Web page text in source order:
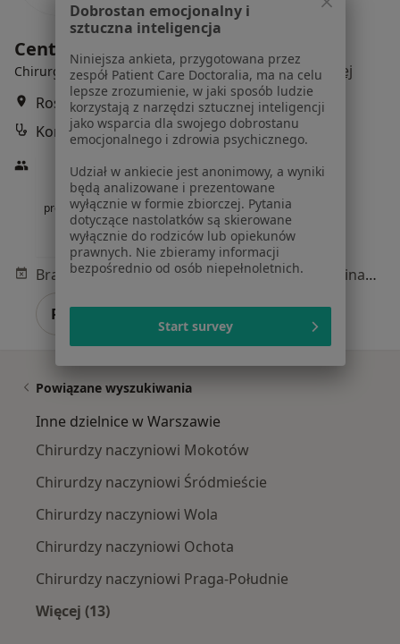
Centrum Medyczne EMKA
Chirurgia naczyniowa, Andrologia, Diagnostyka ·Więcej
Rostworowskiego 16A, Warszawa•Mapa
Konsultacja chirurga naczyniowego
prof. dr hab. n. med.
Artur Pupka
chirurg
Brak dostępnych specjalistów z wolnymi terminami w tym centrum medycznym.
Pokaż profil
Powiązane wyszukiwania
Inne dzielnice w Warszawie
Chirurdzy naczyniowi Mokotów
Chirurdzy naczyniowi Śródmieście
Chirurdzy naczyniowi Wola
Chirurdzy naczyniowi Ochota
Chirurdzy naczyniowi Praga-Południe
Więcej (13)
Dobrostan emocjonalny i
sztuczna inteligencja
Niniejsza ankieta, przygotowana przez
zespół Patient Care Doctoralia, ma na celu
lepsze zrozumienie, w jaki sposób ludzie
korzystają z narzędzi sztucznej inteligencji
jako wsparcia dla swojego dobrostanu
emocjonalnego i zdrowia psychicznego.
Udział w ankiecie jest anonimowy, a wyniki
będą analizowane i prezentowane
wyłącznie w formie zbiorczej. Pytania
dotyczące nastolatków są skierowane
wyłącznie do rodziców lub opiekunów
prawnych. Nie zbieramy informacji
bezpośrednio od osób niepełnoletnich.
Start survey